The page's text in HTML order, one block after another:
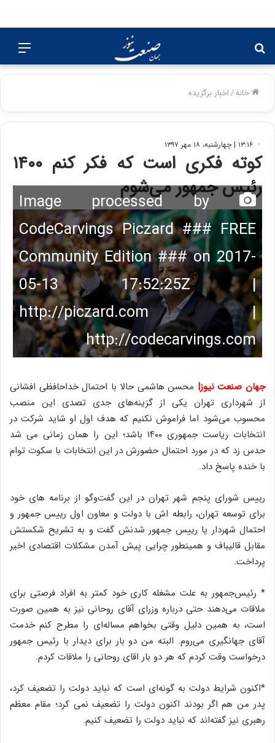
برای
خانه/اخبار برگزیده
۱۳:۱۶ | چهارشنبه، ۱۸ مهر ۱۳۹۷
کوته فکری است که فکر کنم ۱۴۰۰
رئیس جمهور می‌شوم
Image processed by
CodeCarvings Piczard ### FREE
Community Edition ### on 2017-
05-13 17:52:25Z |
http://piczard.com |
http://codecarvings.com
جهان صنعت نیوز| محسن هاشمی حالا با احتمال خداحافظی افشانی
از شهرداری تهران یکی از گزینه‌های جدی تصدی این منصب
محسوب می‌شود اما فراموش نکنیم که هدف اول او شاید شرکت در
انتخابات ریاست جمهوری ۱۴۰۰ باشد؛ این را همان زمانی می شد
حدس زد که در مورد احتمال حضورش در این انتخابات با سکوت توام
با خنده پاسخ داد.
رییس شورای پنجم شهر تهران در این گفت‌وگو از برنامه های خود
برای توسعه تهران، رابطه اش با دولت و معاون اول رییس جمهور و
احتمال شهردار یا رییس جمهور شدنش گفت و به تشریح شکستش
مقابل قالیباف و همینطور چرایی پیش آمدن مشکلات اقتصادی اخیر
پرداخت.
* رئیس‌جمهور به علت مشغله کاری خود کمتر به افراد فرصتی برای
ملاقات می‌دهند حتی درباره وزرای آقای روحانی نیز به همین صورت
است، به همین دلیل وقتی بخواهم مساله‌ای را مطرح کنم خدمت
آقای جهانگیری می‌روم. البته من دو بار برای دیدار با رئیس جمهور
درخواست وقت کردم که هر دو بار اقای روحانی را ملاقات کردم.
*اکنون شرایط دولت به گونه‌ای است که نباید دولت را تضعیف کرد،
پدر من هم اگر بودند اکنون دولت را تضعیف نمی کرد؛ مقام معظم
رهبری نیز گفته‌اند که نباید دولت را تضعیف کنیم.